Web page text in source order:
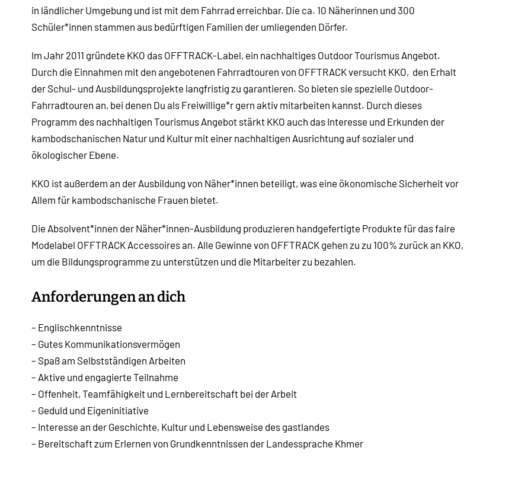
in ländlicher Umgebung und ist mit dem Fahrrad erreichbar. Die ca. 10 Näherinnen und 300
Schüler*innen stammen aus bedürftigen Familien der umliegenden Dörfer.
Im Jahr 2011 gründete KKO das OFFTRACK-Label, ein nachhaltiges Outdoor Tourismus Angebot.
Durch die Einnahmen mit den angebotenen Fahrradtouren von OFFTRACK versucht KKO, den Erhalt
der Schul- und Ausbildungsprojekte langfristig zu garantieren. So bieten sie spezielle Outdoor-
Fahrradtouren an, bei denen Du als Freiwillige*r gern aktiv mitarbeiten kannst. Durch dieses
Programm des nachhaltigen Tourismus Angebot stärkt KKO auch das Interesse und Erkunden der
kambodschanischen Natur und Kultur mit einer nachhaltigen Ausrichtung auf sozialer und
ökologischer Ebene.
KKO ist außerdem an der Ausbildung von Näher*innen beteiligt, was eine ökonomische Sicherheit vor
Allem für kambodschanische Frauen bietet.
Die Absolvent*innen der Näher*innen-Ausbildung produzieren handgefertigte Produkte für das faire
Modelabel OFFTRACK Accessoires an. Alle Gewinne von OFFTRACK gehen zu zu 100% zurück an KKO,
um die Bildungsprogramme zu unterstützen und die Mitarbeiter zu bezahlen.
Anforderungen an dich
– Englischkenntnisse
– Gutes Kommunikationsvermögen
– Spaß am Selbstständigen Arbeiten
– Aktive und engagierte Teilnahme
– Offenheit, Teamfähigkeit und Lernbereitschaft bei der Arbeit
– Geduld und Eigeninitiative
– Interesse an der Geschichte, Kultur und Lebensweise des gastlandes
– Bereitschaft zum Erlernen von Grundkenntnissen der Landessprache Khmer